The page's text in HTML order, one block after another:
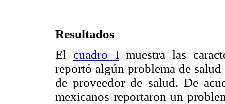
Resultados
El cuadro Imuestra las
reportó algún problema de
de proveedor de salud. De
mexicanos reportaron un